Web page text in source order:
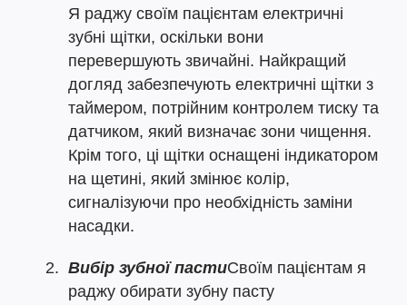
Я раджу своїм пацієнтам електричні
зубні щітки, оскільки вони
перевершують звичайні. Найкращий
догляд забезпечують електричні щітки з
таймером, потрійним контролем тиску та
датчиком, який визначає зони чищення.
Крім того, ці щітки оснащені індикатором
на щетині, який змінює колір,
сигналізуючи про необхідність заміни
насадки.
Вибір зубної пастиСвоїм пацієнтам я
раджу обирати зубну пасту